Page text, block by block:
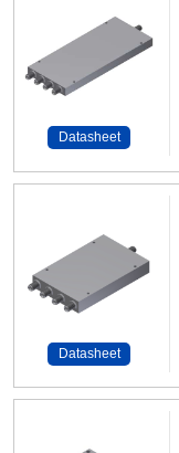
Datasheet
Datasheet